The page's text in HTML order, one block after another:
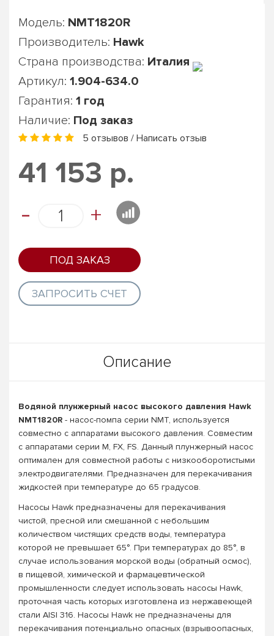
Модель: NMT1820R
Производитель: Hawk
Страна производства: Италия
Артикул: 1.904-634.0
Гарантия: 1 год
Наличие: Под заказ
5 отзывов / Написать отзыв
41 153 р.
- +
ПОД ЗАКАЗ
ЗАПРОСИТЬ СЧЕТ
Описание
Водяной плунжерный насос высокого давления​ Hawk
NMT1820R - насос-помпа серии NMT, используется
совместно с аппаратами высокого давления. Совместим
с аппаратами серии M, FX, FS. Данный плунжерный насос
оптимален для совместной работы с низкооборотистыми
электродвигателями. Предназначен для перекачивания
жидкостей при температуре до 65 градусов.
Насосы Hawk предназначены для перекачивания
чистой, пресной или смешанной с небольшим
количеством чистящих средств воды, температура
которой не превышает 65°. При температурах до 85°, в
случае использования морской воды (обратный осмос),
в пищевой, химической и фармацевтической
промышленности следует использовать насосы Hawk,
проточная часть которых изготовлена из нержавеющей
стали AISI 316. Насосы Hawk не предназначены для
перекачивания потенциально опасных (взрывоопасных,